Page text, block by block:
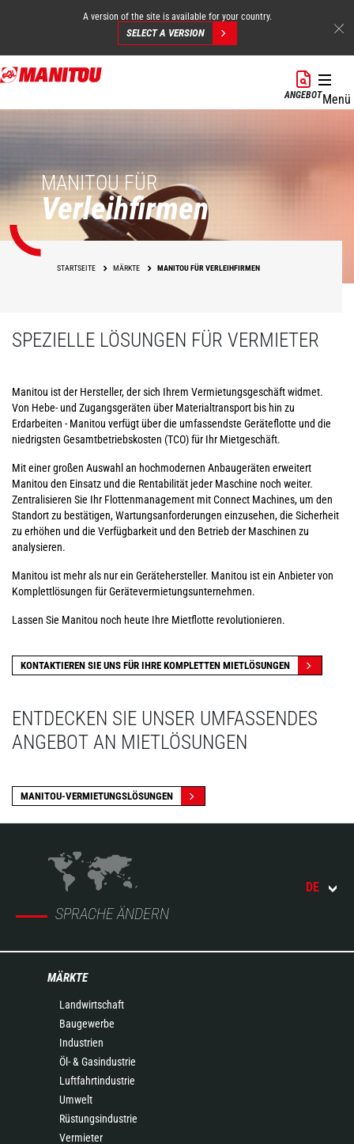
Direkt
zum
A version of the site is available for your country.
SELECT A VERSION
ANGEBOTMenü
MANITOU FÜR
Verleihfirmen
STARTSEITE MÄRKTE MANITOU FÜR VERLEIHFIRMEN
SPEZIELLE LÖSUNGEN FÜR VERMIETER
Manitou ist der Hersteller, der sich Ihrem Vermietungsgeschäft widmet.
Von Hebe- und Zugangsgeräten über Materialtransport bis hin zu
Erdarbeiten - Manitou verfügt über die umfassendste Geräteflotte und die
niedrigsten Gesamtbetriebskosten (TCO) für Ihr Mietgeschäft.
Mit einer großen Auswahl an hochmodernen Anbaugeräten erweitert
Manitou den Einsatz und die Rentabilität jeder Maschine noch weiter.
Zentralisieren Sie Ihr Flottenmanagement mit Connect Machines, um den
Standort zu bestätigen, Wartungsanforderungen einzusehen, die Sicherheit
zu erhöhen und die Verfügbarkeit und den Betrieb der Maschinen zu
analysieren.
Manitou ist mehr als nur ein Gerätehersteller. Manitou ist ein Anbieter von
Komplettlösungen für Gerätevermietungsunternehmen.
Lassen Sie Manitou noch heute Ihre Mietflotte revolutionieren.
KONTAKTIEREN SIE UNS FÜR IHRE KOMPLETTEN MIETLÖSUNGEN
ENTDECKEN SIE UNSER UMFASSENDES
ANGEBOT AN MIETLÖSUNGEN
MANITOU-VERMIETUNGSLÖSUNGEN
SPRACHE ÄNDERN
DE
MÄRKTE
Landwirtschaft
Baugewerbe
Industrien
Öl- & Gasindustrie
Luftfahrtindustrie
Umwelt
Rüstungsindustrie
Vermieter